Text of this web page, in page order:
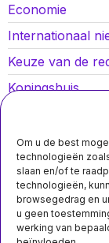
Om u de best
technologieën
slaan en/of te
technologieën,
browsegedrag en
u geen
werking van
Economie
Internationaal
Keuze van de
Koningshuis
Oorlog in
Opinies
Politiek
Sport